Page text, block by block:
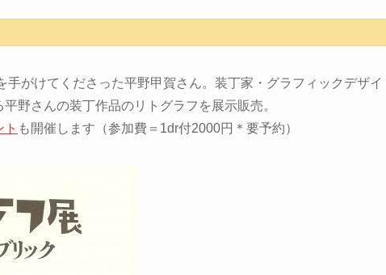
がけてくださった平野甲賀さん。装丁家・グラフィックデザイ
野さんの装丁作品のリトグラフを展示販売。
も開催します（参加費＝1dr付2000円＊要予約）